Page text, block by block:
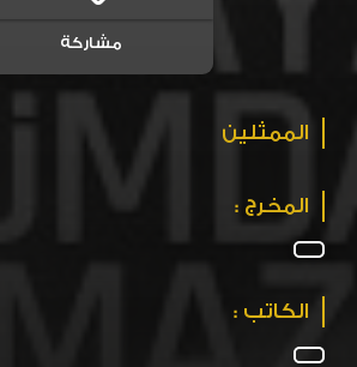
مشاركة
الممثلين
المخرج :
الكاتب :